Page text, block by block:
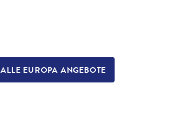
ALLE EUROPA ANGEBOTE